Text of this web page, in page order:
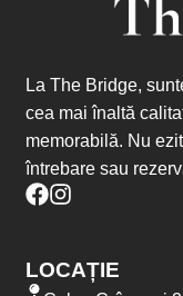
La The Bridge,
cea mai înaltă
memorabilă. Nu
întrebare sau
LOCAȚIE